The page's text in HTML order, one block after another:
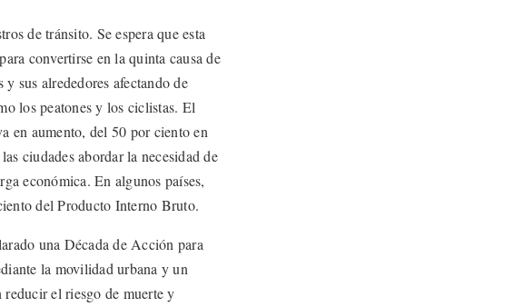
de tránsito. Se espera que esta
convertirse en la quinta causa de
sus alrededores afectando de
los peatones y los ciclistas. El
en aumento, del 50 por ciento en
ciudades abordar la necesidad de
económica. En algunos países,
del Producto Interno Bruto.
una Década de Acción para
la movilidad urbana y un
el riesgo de muerte y